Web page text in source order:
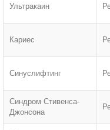
Ультракаин
Кариес
Синуслифтинг
Синдром Стивенса-
Джонсона